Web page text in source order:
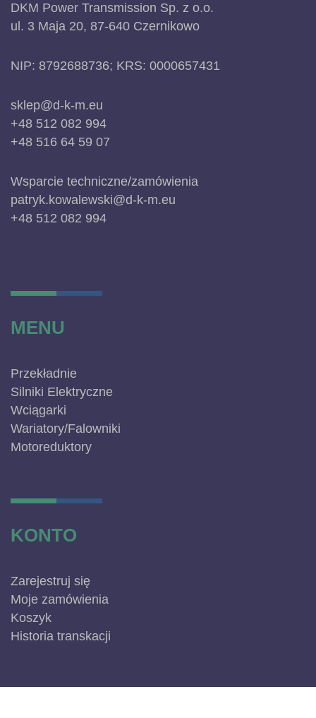
DKM Power Transmission Sp. z o.o.
ul. 3 Maja 20, 87-640 Czernikowo
NIP: 8792688736; KRS: 0000657431
sklep@d-k-m.eu
+48 512 082 994
+48 516 64 59 07
Wsparcie techniczne/zamówienia
patryk.kowalewski@d-k-m.eu
+48 512 082 994
MENU
Przekładnie
Silniki Elektryczne
Wciągarki
Wariatory/Falowniki
Motoreduktory
KONTO
Zarejestruj się
Moje zamówienia
Koszyk
Historia transkacji